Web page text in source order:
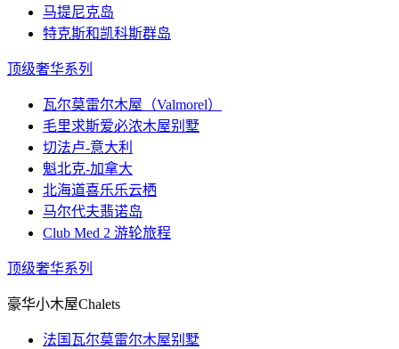
马提尼克岛
特克斯和凯科斯群岛
顶级奢华系列
瓦尔莫雷尔木屋（Valmorel）
毛里求斯爱必浓木屋别墅
切法卢-意大利
魁北克-加拿大
北海道喜乐乐云栖
马尔代夫翡诺岛
Club Med 2 游轮旅程
顶级奢华系列
豪华小木屋Chalets
法国瓦尔莫雷尔木屋别墅